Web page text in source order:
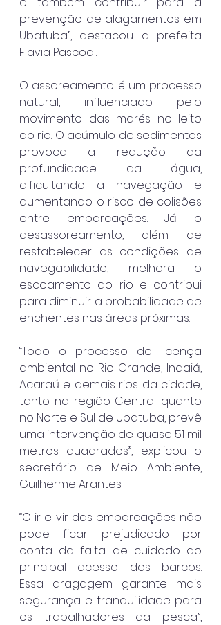
prevenção de alagamentos em
Ubatuba”, destacou a prefeita
Flavia Pascoal.
O assoreamento é um processo
natural, influenciado pelo
movimento das marés no leito
do rio. O acúmulo de sedimentos
provoca a redução da
profundidade da água,
dificultando a navegação e
aumentando o risco de colisões
entre embarcações. Já o
desassoreamento, além de
restabelecer as condições de
navegabilidade, melhora o
escoamento do rio e contribui
para diminuir a probabilidade de
enchentes nas áreas próximas.
“Todo o processo de licença
ambiental no Rio Grande, Indaiá,
Acaraú e demais rios da cidade,
tanto na região Central quanto
no Norte e Sul de Ubatuba, prevê
uma intervenção de quase 51 mil
metros quadrados”, explicou o
secretário de Meio Ambiente,
Guilherme Arantes.
“O ir e vir das embarcações não
pode ficar prejudicado por
conta da falta de cuidado do
principal acesso dos barcos.
Essa dragagem garante mais
segurança e tranquilidade para
os trabalhadores da pesca”,